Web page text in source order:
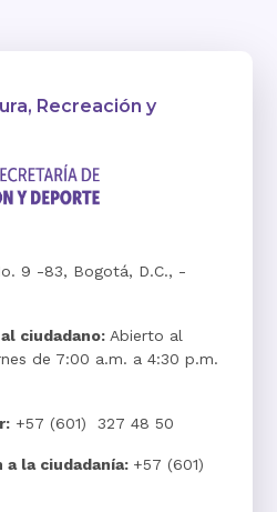
Recreación y
9 -83, Bogotá, D.C., -
ciudadano:Abierto al
de 7:00 a.m. a 4:30 p.m.
+57 (601) 327 48 50
la ciudadanía: +57 (601)